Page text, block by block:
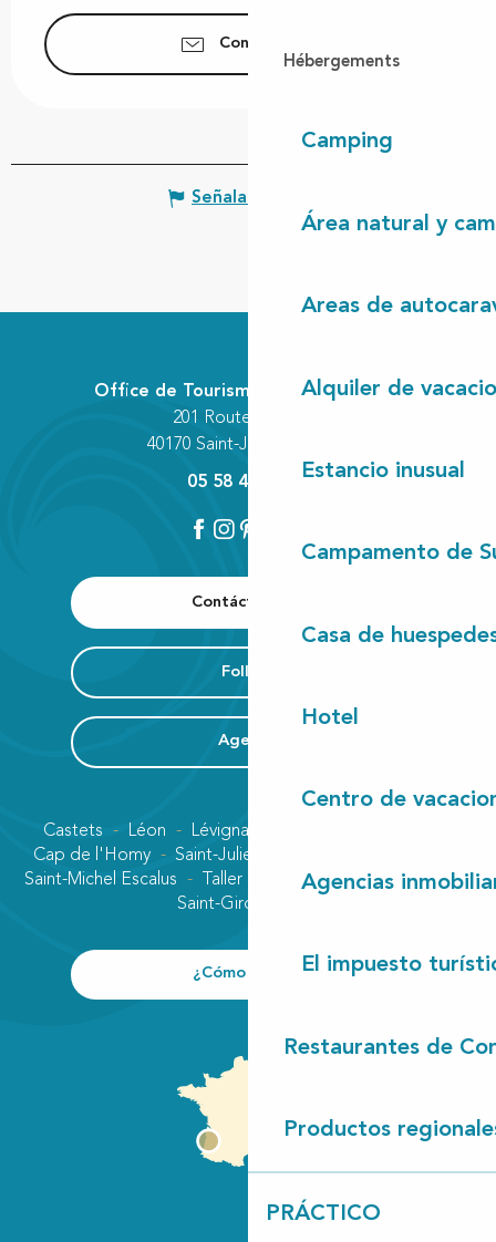
Hébergements
Camping
Área natural y
Areas de
Alquiler de
Estancio inusual
Campamento de
Casa de
Hotel
Centro de
Agencias
El impuesto
Restaurantes de
Productos
PRÁCTICO
Contáctenos
Señalar un error
Contáctenos
Folleto
Agenda
Office de Tourisme Communautaire
201 Route des Lacs
40170 Saint-Julien-en-Born
05 58 42 89 80
Castets Léon Lévignacq
Cap de l'Homy
Saint-Julien-en-Born
Saint-Michel Escalus
Taller
Vielle-Saint-Girons
Saint-Girons plage
¿Cómo llegar?